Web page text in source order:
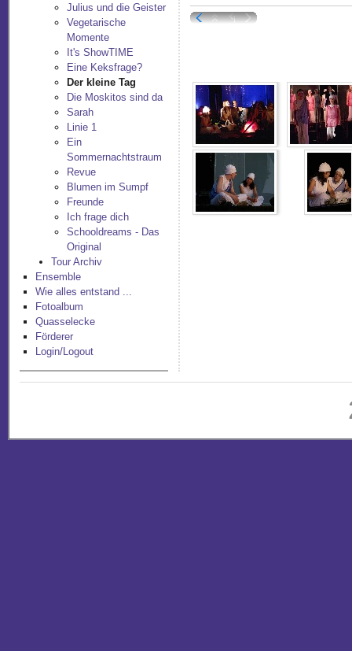
Julius und die Geister
Vegetarische
Momente
It's ShowTIME
Eine Keksfrage?
Der kleine Tag
Die Moskitos sind da
Sarah
Linie 1
Ein
Sommernachtstraum
Revue
Blumen im Sumpf
Freunde
Ich frage dich
Schooldreams - Das
Original
Tour Archiv
Ensemble
Wie alles entstand ...
Fotoalbum
Quasselecke
Förderer
Login/Logout